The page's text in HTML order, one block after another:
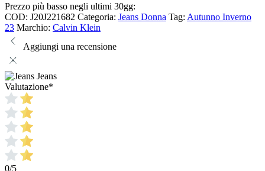
Prezzo più basso negli ultimi 30gg:
COD: J20J221682 Categoria: Jeans Donna Tag: Autunno Inverno
23 Marchio: Calvin Klein
Aggiungi una recensione
Jeans
Valutazione*
0/5